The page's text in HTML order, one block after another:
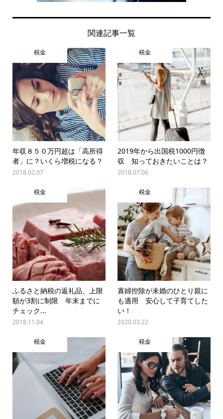
関連記事一覧
税金
年収８５０万円超は「高所得
者」に？いくら増税になる？
2018.02.07
税金
2019年から出国税1000円徴
収 知っておきたいことは？
2018.07.06
税金
ふるさと納税の返礼品、上限
額が3割に制限 年末までに
チェック...
2018.11.04
税金
寡婦控除が未婚のひとり親に
も適用 安心して子育てした
い！
2020.03.22
税金 税金